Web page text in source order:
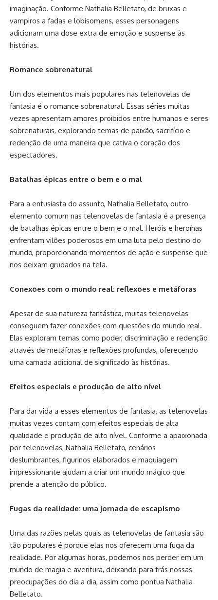
imaginação. Conforme Nathalia Belletato, de bruxas e
vampiros a fadas e lobisomens, esses personagens
adicionam uma dose extra de emoção e suspense às
histórias.
Romance sobrenatural
Um dos elementos mais populares nas telenovelas de
fantasia é o romance sobrenatural. Essas séries muitas
vezes apresentam amores proibidos entre humanos e seres
sobrenaturais, explorando temas de paixão, sacrifício e
redenção de uma maneira que cativa o coração dos
espectadores.
Batalhas épicas entre o bem e o mal
Para a entusiasta do assunto, Nathalia Belletato, outro
elemento comum nas telenovelas de fantasia é a presença
de batalhas épicas entre o bem e o mal. Heróis e heroínas
enfrentam vilões poderosos em uma luta pelo destino do
mundo, proporcionando momentos de ação e suspense que
nos deixam grudados na tela.
Conexões com o mundo real: reflexões e metáforas
Apesar de sua natureza fantástica, muitas telenovelas
conseguem fazer conexões com questões do mundo real.
Elas exploram temas como poder, discriminação e redenção
através de metáforas e reflexões profundas, oferecendo
uma camada adicional de significado às histórias.
Efeitos especiais e produção de alto nível
Para dar vida a esses elementos de fantasia, as telenovelas
muitas vezes contam com efeitos especiais de alta
qualidade e produção de alto nível. Conforme a apaixonada
por telenovelas, Nathalia Belletato, cenários
deslumbrantes, figurinos elaborados e maquiagem
impressionante ajudam a criar um mundo mágico que
prende a atenção do público.
Fugas da realidade: uma jornada de escapismo
Uma das razões pelas quais as telenovelas de fantasia são
tão populares é porque elas nos oferecem uma fuga da
realidade. Por algumas horas, podemos nos perder em um
mundo de magia e aventura, deixando para trás nossas
preocupações do dia a dia, assim como pontua Nathalia
Belletato.